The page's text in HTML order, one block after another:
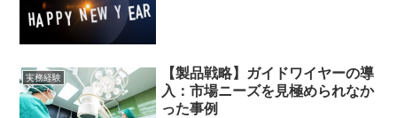
実務経験
【製品戦略】ガイドワイヤーの導
入：市場ニーズを見極められなか
った事例